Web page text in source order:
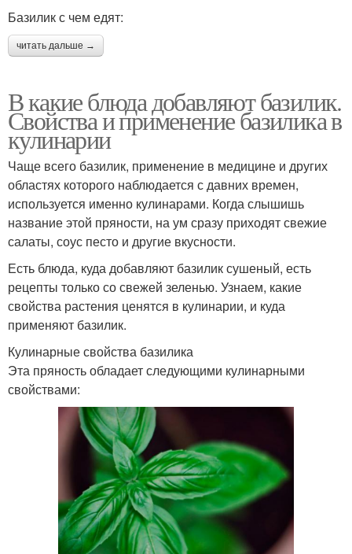
Базилик с чем едят:
читать дальше →
В какие блюда добавляют базилик.
Свойства и применение базилика в
кулинарии
Чаще всего базилик, применение в медицине и других
областях которого наблюдается с давних времен,
используется именно кулинарами. Когда слышишь
название этой пряности, на ум сразу приходят свежие
салаты, соус песто и другие вкусности.
Есть блюда, куда добавляют базилик сушеный, есть
рецепты только со свежей зеленью. Узнаем, какие
свойства растения ценятся в кулинарии, и куда
применяют базилик.
Кулинарные свойства базилика
Эта пряность обладает следующими кулинарными
свойствами: